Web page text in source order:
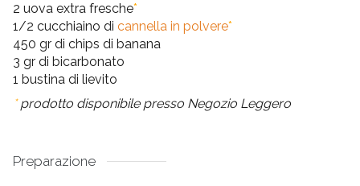
2 uova extra fresche*
1/2 cucchiaino di cannella in polvere*
450 gr di chips di banana
3 gr di bicarbonato
1 bustina di lievito
*prodotto disponibile presso Negozio Leggero
Preparazione